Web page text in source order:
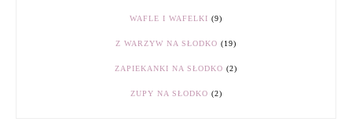
WAFLE I WAFELKI (9)
Z WARZYW NA SŁODKO (19)
ZAPIEKANKI NA SŁODKO (2)
ZUPY NA SŁODKO (2)